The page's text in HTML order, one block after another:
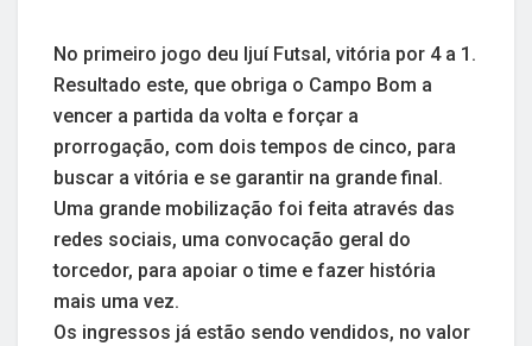
No primeiro jogo deu Ijuí Futsal, vitória por 4 a 1.
Resultado este, que obriga o Campo Bom a
vencer a partida da volta e forçar a
prorrogação, com dois tempos de cinco, para
buscar a vitória e se garantir na grande final.
Uma grande mobilização foi feita através das
redes sociais, uma convocação geral do
torcedor, para apoiar o time e fazer história
mais uma vez.
Os ingressos já estão sendo vendidos, no valor